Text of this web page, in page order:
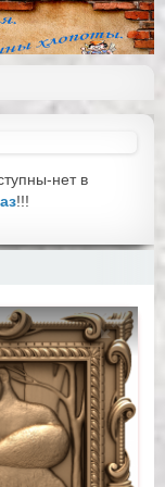
нет в
!!!